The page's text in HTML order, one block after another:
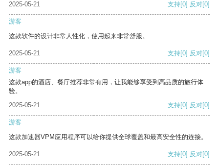
2025-05-21
支持[0] 反对[0]
游客
这款软件的设计非常人性化，使用起来非常舒服。
2025-05-21 支持[0] 反对[0]
游客
这款app的酒店、餐厅推荐非常有用，让我能够享受到高品质的旅行体
验。
2025-05-21
支持[0] 反对[0]
游客
这款加速器VPM应用程序可以给你提供全球覆盖和最高安全性的连接。
2025-05-21 支持[0] 反对[0]